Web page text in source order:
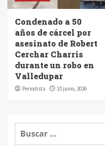
Condenado a 50
años de cárcel por
asesinato de Robert
Cerchar Charris
durante un robo en
Valledupar
Periodista 10 junio, 2026
Buscar: